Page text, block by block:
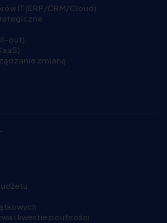
IT (ERP/CRM/Cloud)
out)
zmianą
i kwestie poufności